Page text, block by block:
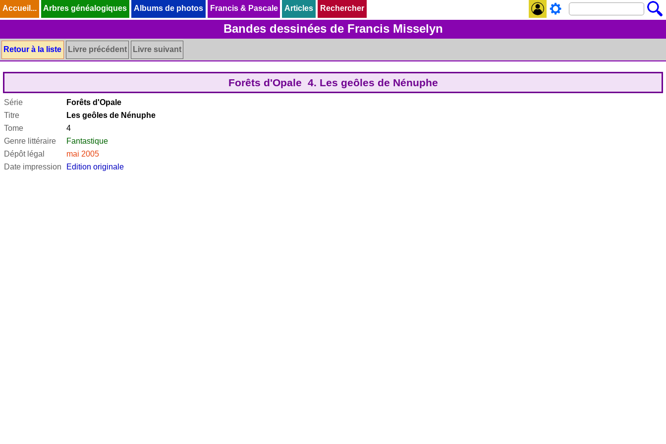
Accueil... Arbres généalogiques Albums de photos Francis & Pascale Articles Rechercher
Bandes dessinées de Francis Misselyn
Retour à la liste Livre précédent Livre suivant
Forêts d'Opale 4. Les geôles de Nénuphe
Série
Forêts d'Opale
Titre
Les geôles de Nénuphe
Tome
4
Genre littéraire
Fantastique
Dépôt légal
mai 2005
Date impression
Edition originale
Accueil... Arbres généalogiques Albums de photos Francis & Pascale Articles Rechercher